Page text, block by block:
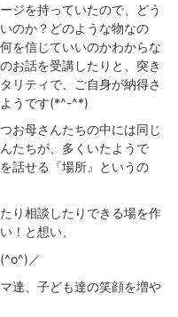
ジを持っていたので、どう
のか？どのような物なの
を信じていいのかわからな
お話を受講したりと、突き
リティで、ご自身が納得さ
うです(*^-^*)
お母さんたちの中には同じ
たちが、多くいたようで
話せる『場所』というの
り相談したりできる場を作
！と想い、
／
達、子ども達の笑顔を増や